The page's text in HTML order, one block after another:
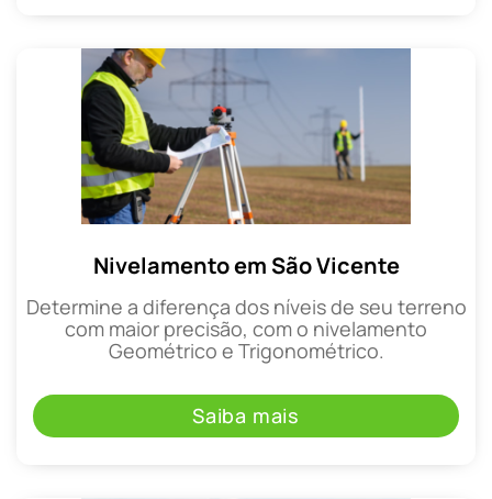
Nivelamento em São Vicente
Determine a diferença dos níveis de seu terreno
com maior precisão, com o nivelamento
Geométrico e Trigonométrico.
Saiba mais